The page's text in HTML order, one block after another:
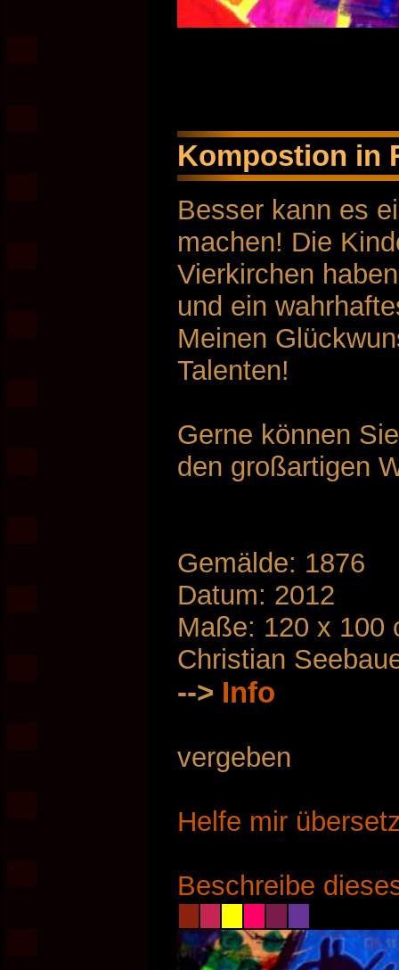
Kompostion in
Besser kann es
machen! Die
Vierkirchen
und ein
Meinen
Talenten!
Gerne können
den großartigen
Gemälde: 1876
Datum: 2012
Maße: 120 x 100
Christian
--> Info
vergeben
Helfe mir
Beschreibe